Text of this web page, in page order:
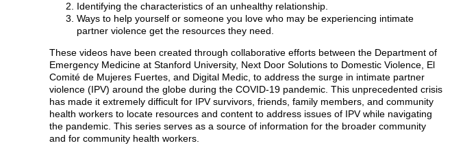
Identifying the characteristics of an unhealthy relationship.
Ways to help yourself or someone you love who may be experiencing intimate
partner violence get the resources they need.
These videos have been created through collaborative efforts between the Department of
Emergency Medicine at Stanford University, Next Door Solutions to Domestic Violence, El
Comité de Mujeres Fuertes, and Digital Medic, to address the surge in intimate partner
violence (IPV) around the globe during the COVID-19 pandemic. This unprecedented crisis
has made it extremely difficult for IPV survivors, friends, family members, and community
health workers to locate resources and content to address issues of IPV while navigating
the pandemic. This series serves as a source of information for the broader community
and for community health workers.